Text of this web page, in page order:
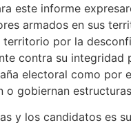
este informe
armados en sus
por la
contra su
electoral como por
o gobiernan
y los candidatos es